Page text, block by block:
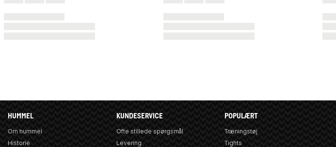
HUMMEL
Om hummel
Historie
KUNDESERVICE
Ofte stillede spørgsmål
Levering
POPULÆRT
Træningstøj
Tights